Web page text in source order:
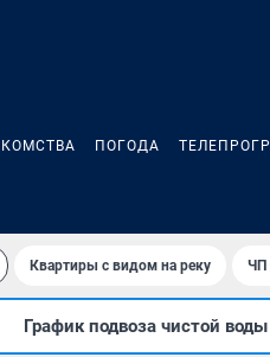
ПОГОДА
Квартиры с видом на реку ЧП
График подвоза чистой